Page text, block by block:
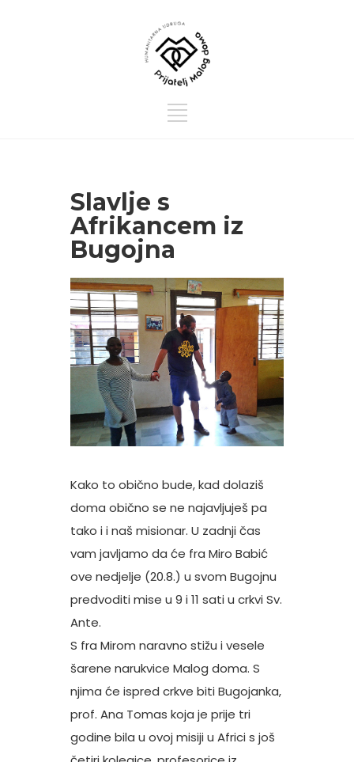
Slavlje s
Afrikancem iz
Bugojna
Kako to obično bude, kad dolaziš
doma obično se ne najavljuješ pa
tako i i naš misionar. U zadnji čas
vam javljamo da će fra Miro Babić
ove nedjelje (20.8.) u svom Bugojnu
predvoditi mise u 9 i 11 sati u crkvi Sv.
Ante.
S fra Mirom naravno stižu i vesele
šarene narukvice Malog doma. S
njima će ispred crkve biti Bugojanka,
prof. Ana Tomas koja je prije tri
godine bila u ovoj misiji u Africi s još